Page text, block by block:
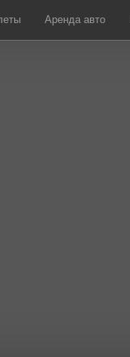
Аренда авто